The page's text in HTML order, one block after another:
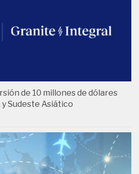
de 10 millones de dólares
Sudeste Asiático